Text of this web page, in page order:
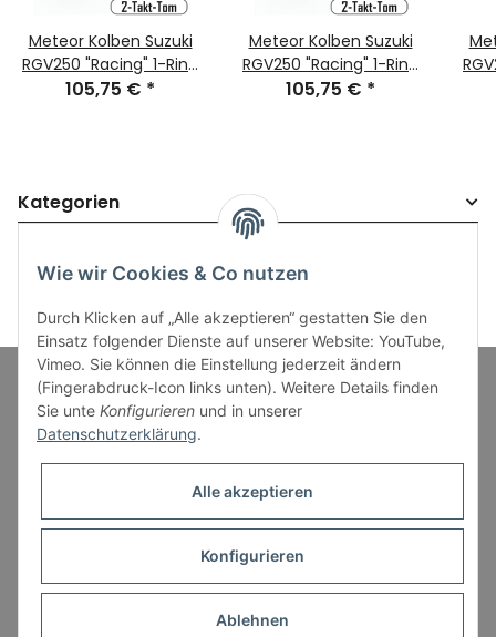
Meteor Kolben Suzuki
RGV250 "Racing" 1-Ring
55,950
105,75 € *
Meteor Kolben Suzuki
RGV250 "Racing" 1-Ring
55,970
105,75 € *
Kategorien
Informationen
* Alle Preise inkl. gesetzlicher USt., zzgl.Versand
Wie wir Cookies & Co nutzen
Durch Klicken auf „Alle akzeptieren“ gestatten Sie den
Einsatz folgender Dienste auf unserer Website: YouTube,
Vimeo. Sie können die Einstellung jederzeit ändern
(Fingerabdruck-Icon links unten). Weitere Details finden
Sie unte Konfigurieren und in unserer
Datenschutzerklärung.
Alle akzeptieren
Konfigurieren
Ablehnen